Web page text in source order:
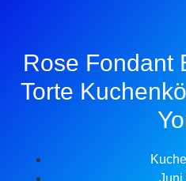
Rose Fondant
Torte
Juni